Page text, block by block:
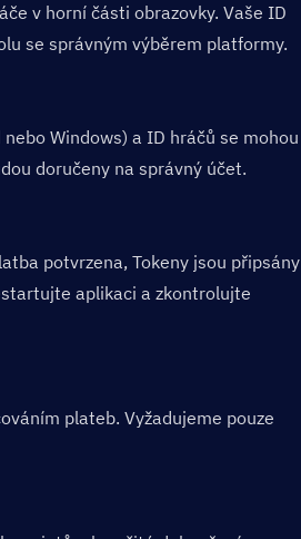
v horní části obrazovky. Vaše ID
se správným výběrem platformy.
Windows) a ID hráčů se mohou
doručeny na správný účet.
potvrzena, Tokeny jsou připsány
aplikaci a zkontrolujte
plateb. Vyžadujeme pouze